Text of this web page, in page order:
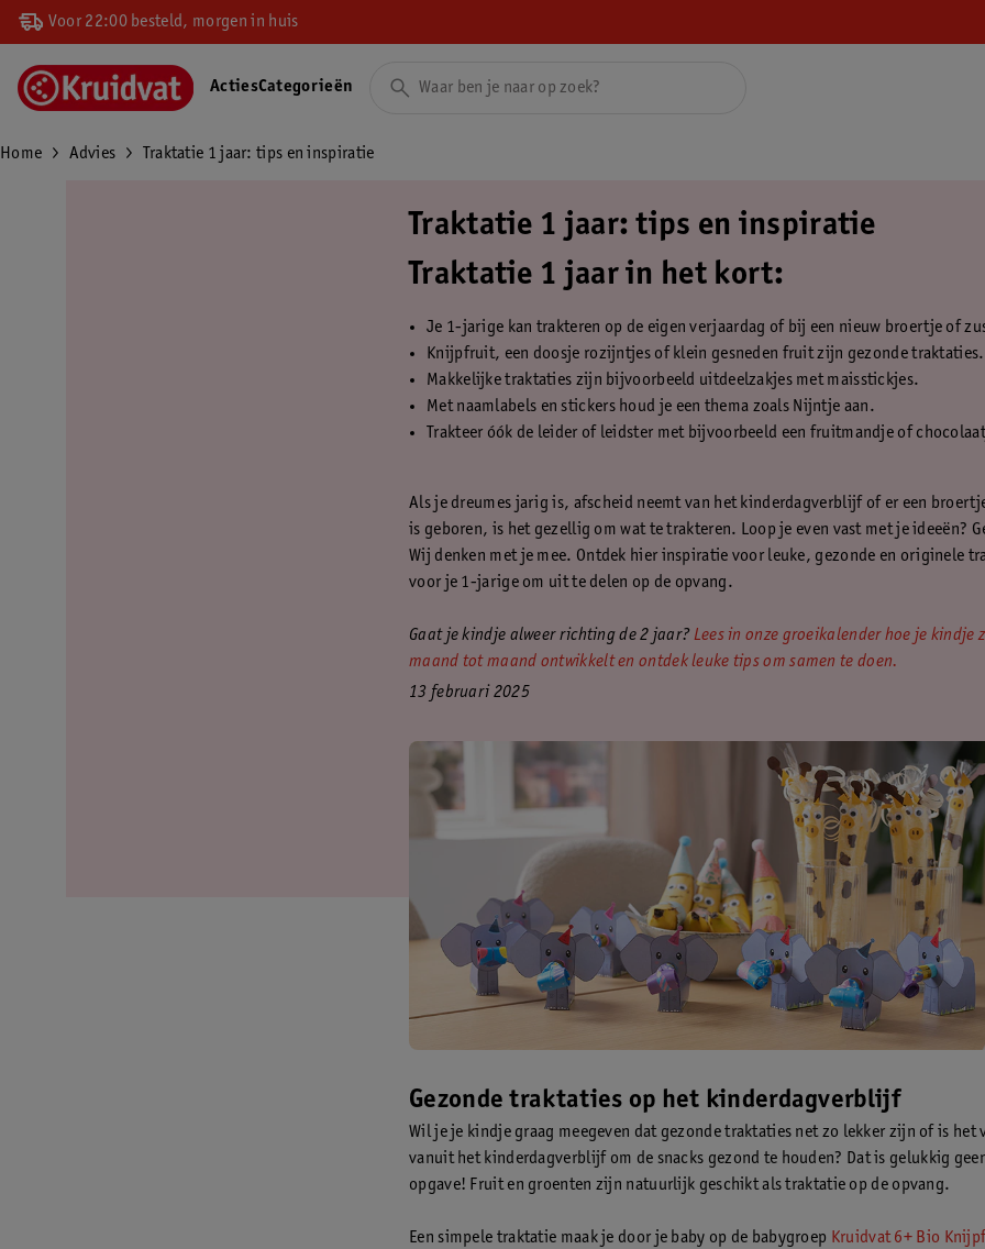
Voor 22:00 besteld, morgen in huis
ActiesCategorieën
Home Advies Traktatie 1 jaar: tips en inspiratie
Traktatie 1 jaar: tips en inspiratie
Traktatie 1 jaar in het kort:
Je 1-jarige kan trakteren op de eigen verjaardag of bij een nieuw broertje of
Knijpfruit, een doosje rozijntjes of klein gesneden fruit zijn gezonde traktaties.
Makkelijke traktaties zijn bijvoorbeeld uitdeelzakjes met maisstickjes.
Met naamlabels en stickers houd je een thema zoals Nijntje aan.
Trakteer óók de leider of leidster met bijvoorbeeld een fruitmandje of
Als je dreumes jarig is, afscheid neemt van het kinderdagverblijf of er een
is geboren, is het gezellig om wat te trakteren. Loop je even vast met je ideeën?
Wij denken met je mee. Ontdek hier inspiratie voor leuke, gezonde en originele
voor je 1-jarige om uit te delen op de opvang.
Gaat je kindje alweer richting de 2 jaar? Lees in onze groeikalender hoe je kindje
maand tot maand ontwikkelt en ontdek leuke tips om samen te doen.
13 februari 2025
Gezonde traktaties op het kinderdagverblijf
Wil je je kindje graag meegeven dat gezonde traktaties net zo lekker zijn of is het
vanuit het kinderdagverblijf om de snacks gezond te houden? Dat is gelukkig
opgave! Fruit en groenten zijn natuurlijk geschikt als traktatie op de opvang.
Een simpele traktatie maak je door je baby op de babygroep Kruidvat 6+ Bio